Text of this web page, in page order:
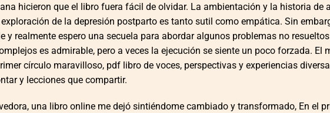
hicieron que el libro fuera fácil de olvidar. La ambientación y la historia de
de la depresión postparto es tanto sutil como empática. Sin
realmente espero una secuela para abordar algunos problemas no
es admirable, pero a veces la ejecución se siente un poco forzada. El
círculo maravilloso, pdf libro de voces, perspectivas y experiencias
y lecciones que compartir.
una libro online​ me dejó sintiéndome cambiado y transformado, En el